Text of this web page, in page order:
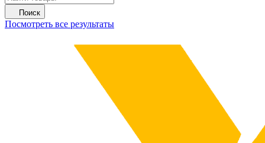
Поиск
Посмотреть все результаты